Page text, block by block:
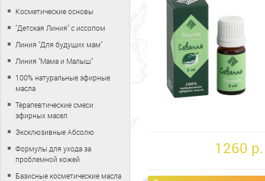
1260 p.
Косметические основы
"Детская Линия" с иссопом
Линия "Для будущих мам"
Линия "Мама и Малыш"
100% натуральные эфирные
масла
Терапевтические смеси
эфирных масел
Эксклюзивные Абсолю
Формулы для ухода за
проблемной кожей
Базисные косметические масла